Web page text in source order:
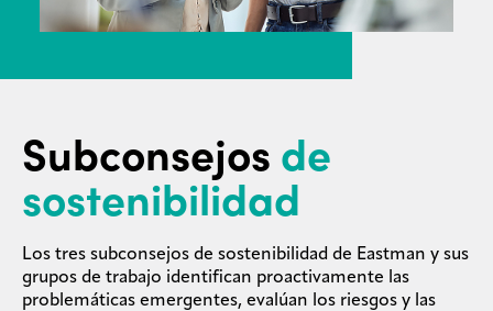
Subconsejos de
sostenibilidad
Los tres subconsejos de sostenibilidad de Eastman y sus
grupos de trabajo identifican proactivamente las
problemáticas emergentes, evalúan los riesgos y las